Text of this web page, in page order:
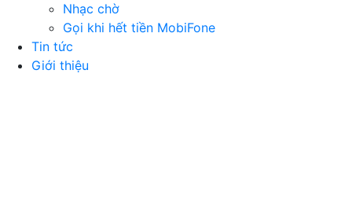
Nhạc chờ
Gọi khi hết tiền MobiFone
Tin tức
Giới thiệu